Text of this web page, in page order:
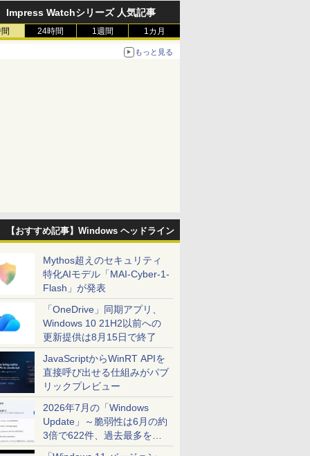
Impress Watchシリーズ 人気記事
24時間 1週間 1カ月
もっと見る
【おすすめ記事】Windows ヘッドライン
Mythos超えのセキュリティ
特化AIモデル「MAI-Cyber-1-
Flash」が発表
「OneDrive」同期アプリ、
Windows 10 21H2以前への
更新提供は8月15日で終了
JavaScriptからWinRT APIを
直接呼び出せる仕組みがパブ
リックプレビュー
2026年7月の「Windows
Update」～脆弱性は6月の約
3倍で622件、過去最多を大
幅に更新